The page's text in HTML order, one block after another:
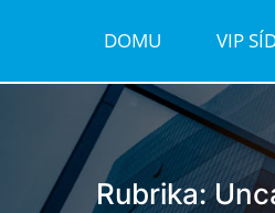
DOMU VIP
Rubrika: